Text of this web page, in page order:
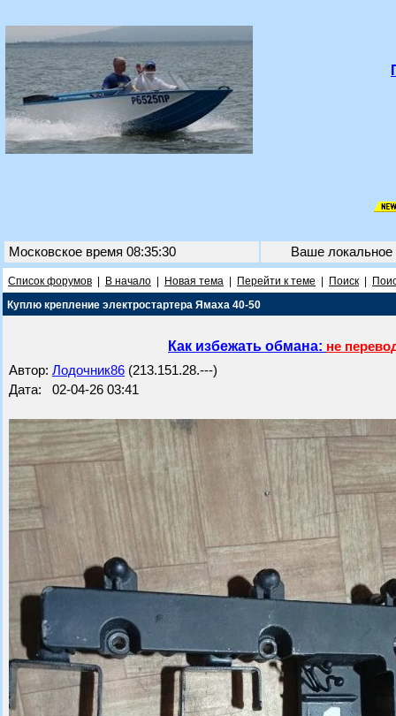
Московское время 08:35:30 Ваше
Список форумов В начало Новая тема Перейти к теме Поиск
Куплю крепление электростартера Ямаха 40-50
Как избежать обмана: не
Автор: Лодочник86 (213.151.28.---)
Дата: 02-04-26 03:41